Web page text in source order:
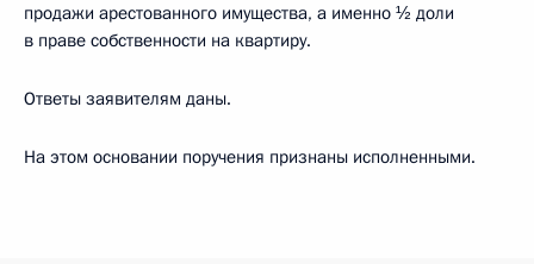
продажи арестованного имущества, а именно ½ доли
в праве собственности на квартиру.
Ответы заявителям даны.
На этом основании поручения признаны исполненными.